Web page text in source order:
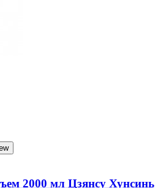
2000 мл Цзянсу Хунсинь